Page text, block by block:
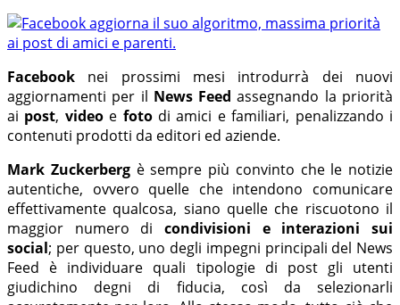
Facebook nei prossimi mesi introdurrà dei nuovi
aggiornamenti per il News Feed assegnando la priorità
ai post, videoe fotodi amici e familiari, penalizzando i
contenuti prodotti da editori ed aziende.
Mark Zuckerbergè sempre più convinto che le notizie
autentiche, ovvero quelle che intendono comunicare
effettivamente qualcosa, siano quelle che riscuotono il
maggior numero di condivisioni e interazioni sui
social; per questo, uno degli impegni principali del News
Feed è individuare quali tipologie di post gli utenti
giudichino degni di fiducia, così da selezionarli